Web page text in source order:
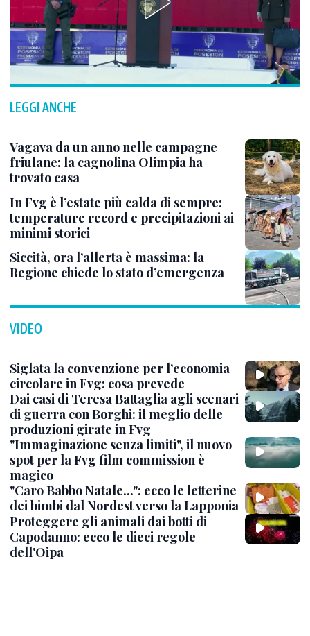
LEGGI ANCHE
Vagava da un anno nelle campagne
friulane: la cagnolina Olimpia ha
trovato casa
In Fvg è l’estate più calda di sempre:
temperature record e precipitazioni ai
minimi storici
Siccità, ora l’allerta è massima: la
Regione chiede lo stato d’emergenza
VIDEO
Siglata la convenzione per l’economia
circolare in Fvg: cosa prevede
Dai casi di Teresa Battaglia agli scenari
di guerra con Borghi: il meglio delle
produzioni girate in Fvg
"Immaginazione senza limiti", il nuovo
spot per la Fvg film commission è
magico
"Caro Babbo Natale...": ecco le letterine
dei bimbi dal Nordest verso la Lapponia
Proteggere gli animali dai botti di
Capodanno: ecco le dieci regole
dell'Oipa